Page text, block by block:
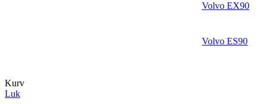
Volvo EX90
Volvo ES90
Kurv
Luk